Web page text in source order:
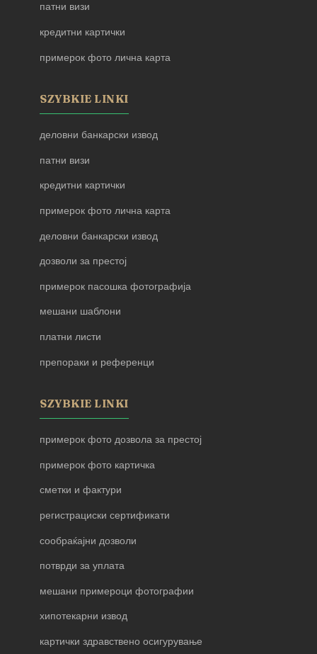
патни визи
кредитни картички
примерок фото лична карта
SZYBKIE LINKI
деловни банкарски извод
патни визи
кредитни картички
примерок фото лична карта
деловни банкарски извод
дозволи за престој
примерок пасошка фотографија
мешани шаблони
платни листи
препораки и референци
SZYBKIE LINKI
примерок фото дозвола за престој
примерок фото картичка
сметки и фактури
регистрациски сертификати
сообраќајни дозволи
потврди за уплата
мешани примероци фотографии
хипотекарни извод
картички здравствено осигурување